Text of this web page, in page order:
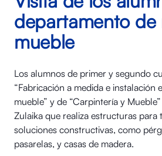
departamento de
mueble
Los alumnos de primer y segundo
“Fabricación a medida e instalación
mueble” y de “Carpintería y
Zulaika que realiza estructuras para
soluciones constructivas, como
pasarelas, y casas de madera.